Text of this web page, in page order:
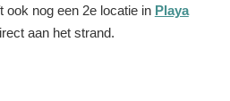
ook nog een 2e locatie in Playa
aan het strand.